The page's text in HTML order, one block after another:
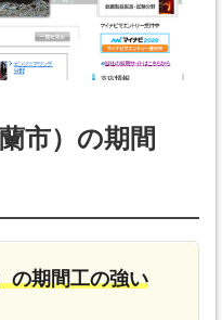
市）の期間
の期間工の強い